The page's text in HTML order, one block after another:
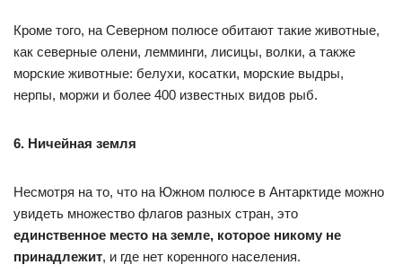
Кроме того, на Северном полюсе обитают такие животные,
как северные олени, лемминги, лисицы, волки, а также
морские животные: белухи, косатки, морские выдры,
нерпы, моржи и более 400 известных видов рыб.
6. Ничейная земля
Несмотря на то, что на Южном полюсе в Антарктиде можно
увидеть множество флагов разных стран, это
единственное место на земле, которое никому не
принадлежит, и где нет коренного населения.